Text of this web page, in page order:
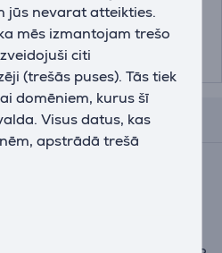
jūs nevarat atteikties.
mēs izmantojam trešo
citi
(trešās puses). Tās tiek
domēniem, kurus šī
Visus datus, kas
apstrādā trešā
Cena:
13.99 €